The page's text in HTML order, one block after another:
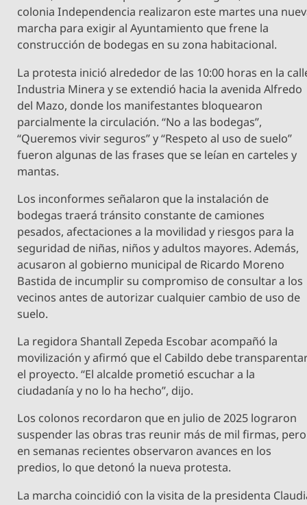
colonia Independencia realizaron este martes una
marcha para exigir al Ayuntamiento que frene la
construcción de bodegas en su zona habitacional.
La protesta inició alrededor de las 10:00 horas en la
Industria Minera y se extendió hacia la avenida Alfredo
del Mazo, donde los manifestantes bloquearon
parcialmente la circulación. “No a las bodegas”,
“Queremos vivir seguros” y “Respeto al uso de suelo”
fueron algunas de las frases que se leían en carteles y
mantas.
Los inconformes señalaron que la instalación de
bodegas traerá tránsito constante de camiones
pesados, afectaciones a la movilidad y riesgos para la
seguridad de niñas, niños y adultos mayores. Además,
acusaron al gobierno municipal de Ricardo Moreno
Bastida de incumplir su compromiso de consultar a los
vecinos antes de autorizar cualquier cambio de uso de
suelo.
La regidora Shantall Zepeda Escobar acompañó la
movilización y afirmó que el Cabildo debe
el proyecto. “El alcalde prometió escuchar a la
ciudadanía y no lo ha hecho”, dijo.
Los colonos recordaron que en julio de 2025 lograron
suspender las obras tras reunir más de mil firmas, pero
en semanas recientes observaron avances en los
predios, lo que detonó la nueva protesta.
La marcha coincidió con la visita de la presidenta